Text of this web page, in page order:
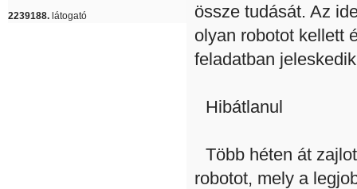
2239188. látogató
össze tudását. Az
olyan robotot kellett
feladatban
Hibátlanul
Több héten át
robotot, mely a